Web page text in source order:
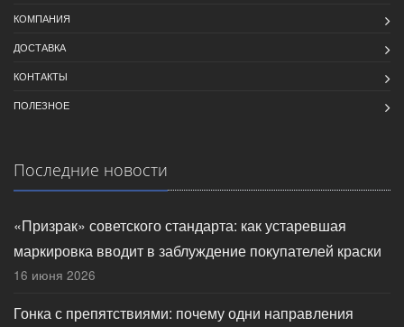
КОМПАНИЯ
ДОСТАВКА
КОНТАКТЫ
ПОЛЕЗНОЕ
Последние новости
«Призрак» советского стандарта: как устаревшая
маркировка вводит в заблуждение покупателей краски
16 июня 2026
Гонка с препятствиями: почему одни направления